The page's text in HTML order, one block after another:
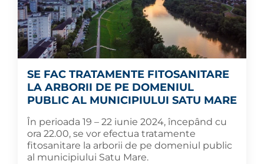
SE FAC TRATAMENTE FITOSANITARE
LA ARBORII DE PE DOMENIUL
PUBLIC AL MUNICIPIULUI SATU MARE
În perioada 19 – 22 iunie 2024, începând cu
ora 22.00, se vor efectua tratamente
fitosanitare la arborii de pe domeniul public
al municipiului Satu Mare.